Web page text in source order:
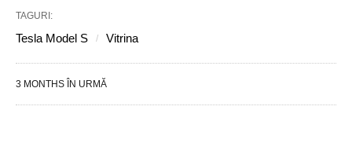
TAGURI:
Tesla Model S Vitrina
3 MONTHS ÎN URMĂ